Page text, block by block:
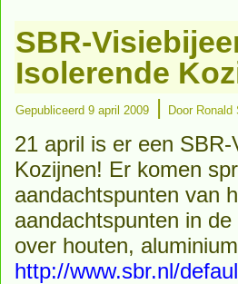
SBR-
Isolerende
Gepubliceerd 9 april 2009 | Door Ronald
21 april is er een
Kozijnen! Er komen
aandachtspunten van
aandachtspunten in
over houten,
http://www.sbr.nl/